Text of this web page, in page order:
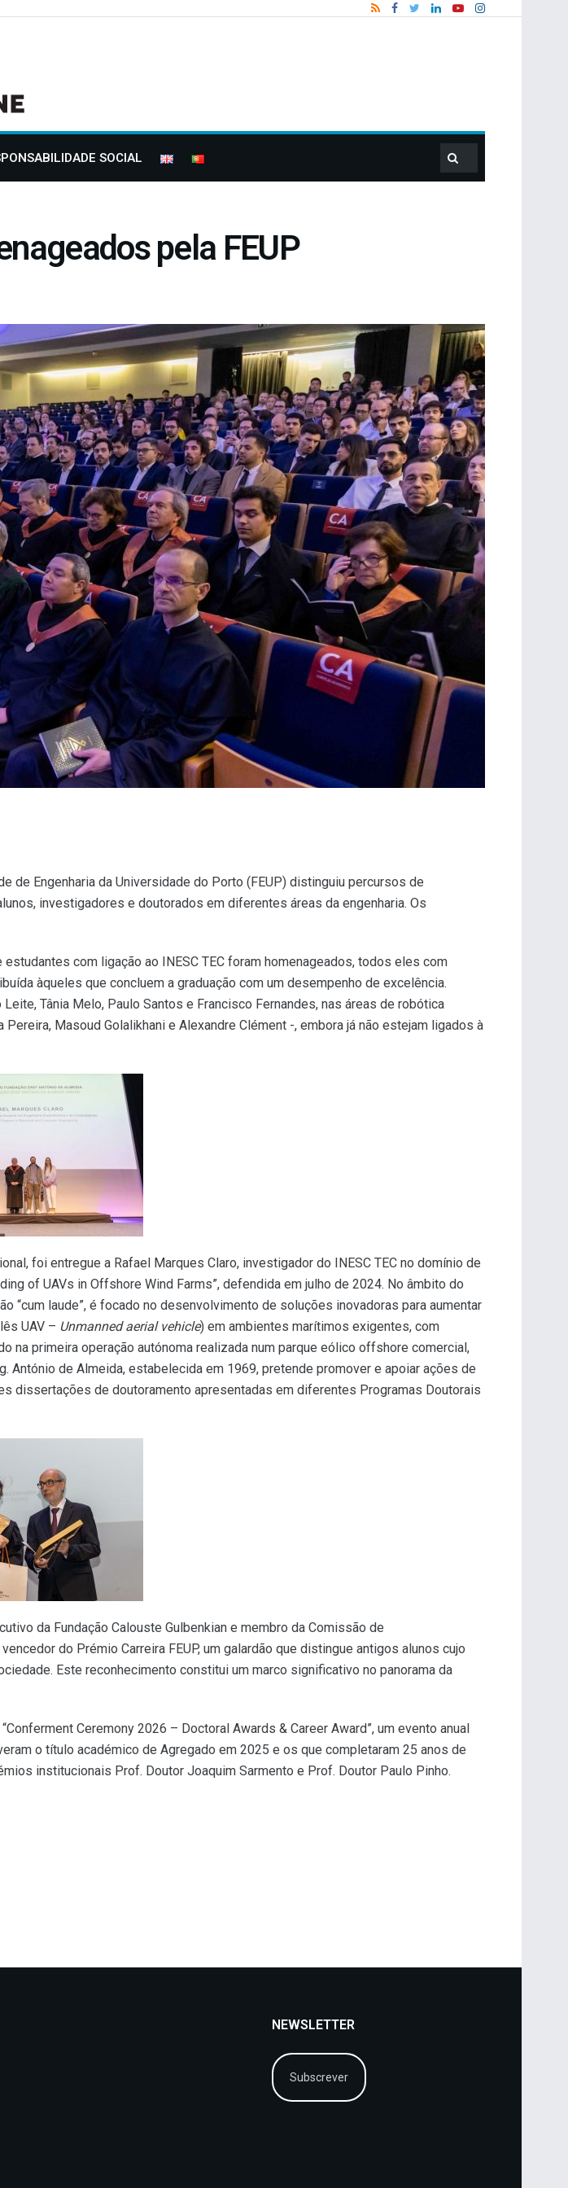
SOCIAL
pela FEUP
de Engenharia da Universidade do Porto (FEUP) distinguiu percursos de
investigadores e doutorados em diferentes áreas da engenharia. Os
com ligação ao INESC TEC foram homenageados, todos eles com
àqueles que concluem a graduação com um desempenho de excelência.
Tânia Melo, Paulo Santos e Francisco Fernandes, nas áreas de robótica
Masoud Golalikhani e Alexandre Clément -, embora já não estejam ligados à
foi entregue a Rafael Marques Claro, investigador do INESC TEC no domínio de
of UAVs in Offshore Wind Farms”, defendida em julho de 2024. No âmbito do
“cum laude”, é focado no desenvolvimento de soluções inovadoras para aumentar
UAV – Unmanned aerial vehicle) em ambientes marítimos exigentes, com
primeira operação autónoma realizada num parque eólico offshore comercial,
António de Almeida, estabelecida em 1969, pretende promover e apoiar ações de
dissertações de doutoramento apresentadas em diferentes Programas Doutorais
da Fundação Calouste Gulbenkian e membro da Comissão de
do Prémio Carreira FEUP, um galardão que distingue antigos alunos cujo
Este reconhecimento constitui um marco significativo no panorama da
Ceremony 2026 – Doctoral Awards & Career Award”, um evento anual
o título académico de Agregado em 2025 e os que completaram 25 anos de
institucionais Prof. Doutor Joaquim Sarmento e Prof. Doutor Paulo Pinho.
NEWSLETTER
Subscrever